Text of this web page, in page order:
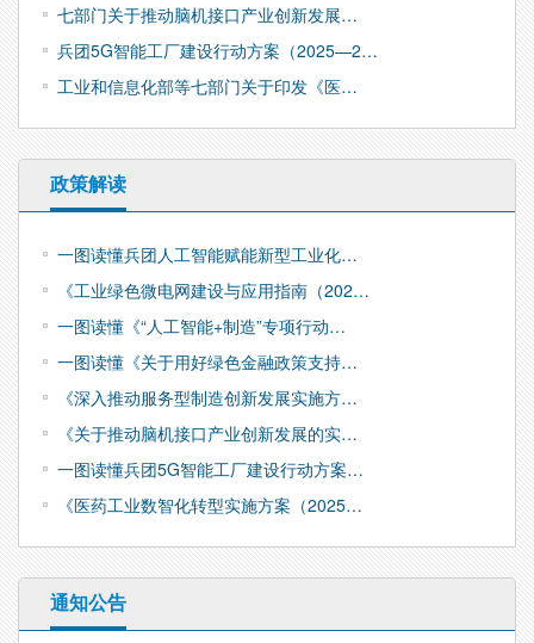
七部门关于推动脑机接口产业创新发展…
兵团5G智能工厂建设行动方案（2025—2…
工业和信息化部等七部门关于印发《医…
政策解读
一图读懂兵团人工智能赋能新型工业化…
《工业绿色微电网建设与应用指南（202…
一图读懂《“人工智能+制造”专项行动…
一图读懂《关于用好绿色金融政策支持…
《深入推动服务型制造创新发展实施方…
《关于推动脑机接口产业创新发展的实…
一图读懂兵团5G智能工厂建设行动方案…
《医药工业数智化转型实施方案（2025…
通知公告